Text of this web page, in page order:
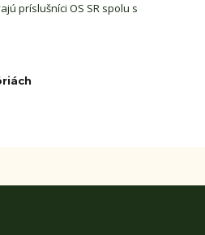
príslušníci OS SR spolu s